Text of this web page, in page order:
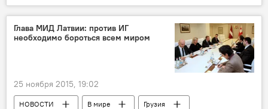
Глава МИД Латвии: против ИГ
необходимо бороться всем миром
25 ноября 2015, 19:02
НОВОСТИ В мире
Грузия